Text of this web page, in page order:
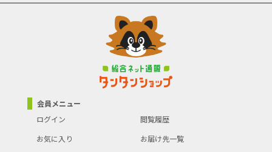
会員メニュー
ログイン
閲覧履歴
お気に入り
お届け先一覧